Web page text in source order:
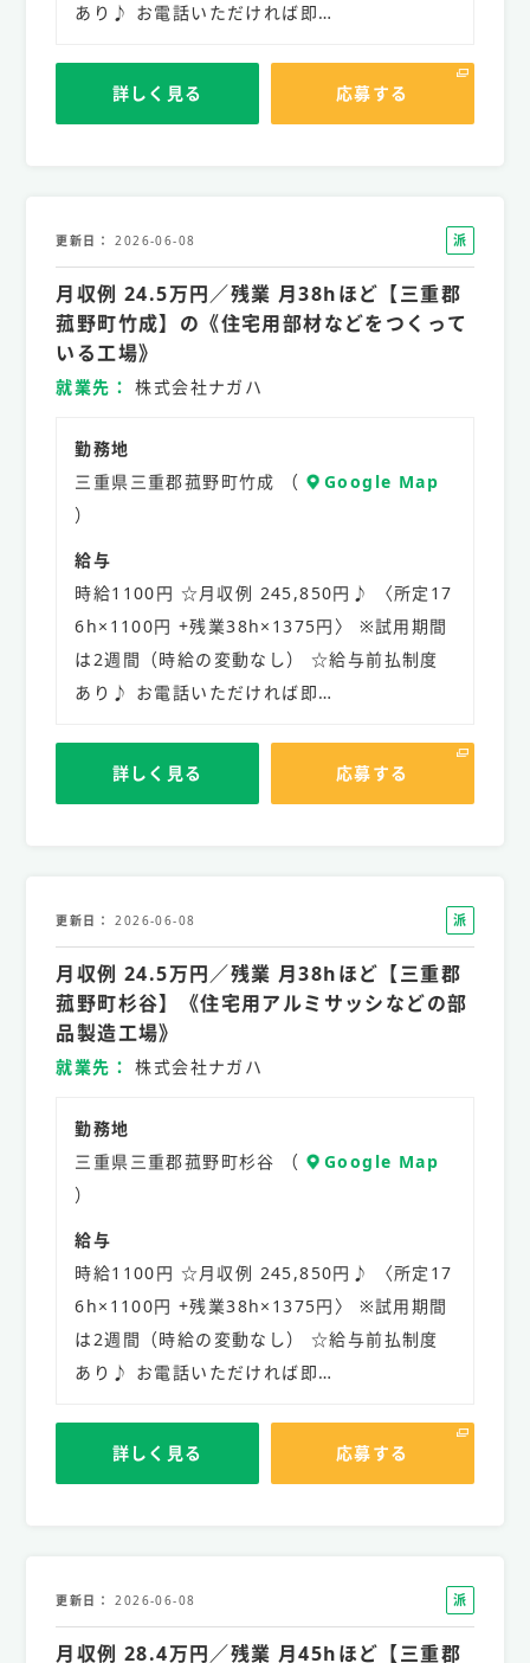
あり♪ お電話いただければ即…
詳しく見る 応募する
更新日 2026-06-08
派
遣
社
員
月収例 24.5万円／残業 月38hほど【三重郡
菰野町竹成】の《住宅用部材などをつくって
いる工場》
就業先 株式会社ナガハ
勤務地
三重県三重郡菰野町竹成 （
Google Map
）
給与
時給1100円 ☆月収例 245,850円♪ 〈所定17
6h×1100円 +残業38h×1375円〉 ※試用期間
は2週間（時給の変動なし） ☆給与前払制度
あり♪ お電話いただければ即…
詳しく見る 応募する
更新日 2026-06-08
派
遣
社
員
月収例 24.5万円／残業 月38hほど【三重郡
菰野町杉谷】《住宅用アルミサッシなどの部
品製造工場》
就業先 株式会社ナガハ
勤務地
三重県三重郡菰野町杉谷 （
Google Map
）
給与
時給1100円 ☆月収例 245,850円♪ 〈所定17
6h×1100円 +残業38h×1375円〉 ※試用期間
は2週間（時給の変動なし） ☆給与前払制度
あり♪ お電話いただければ即…
詳しく見る 応募する
更新日 2026-06-08
派
遣
社
月収例 28.4万円／残業 月45hほど【三重郡